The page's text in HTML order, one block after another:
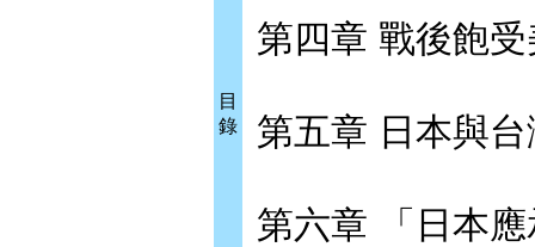
目
錄
第四章 戰後飽
第五章 日本與
第六章 「日本